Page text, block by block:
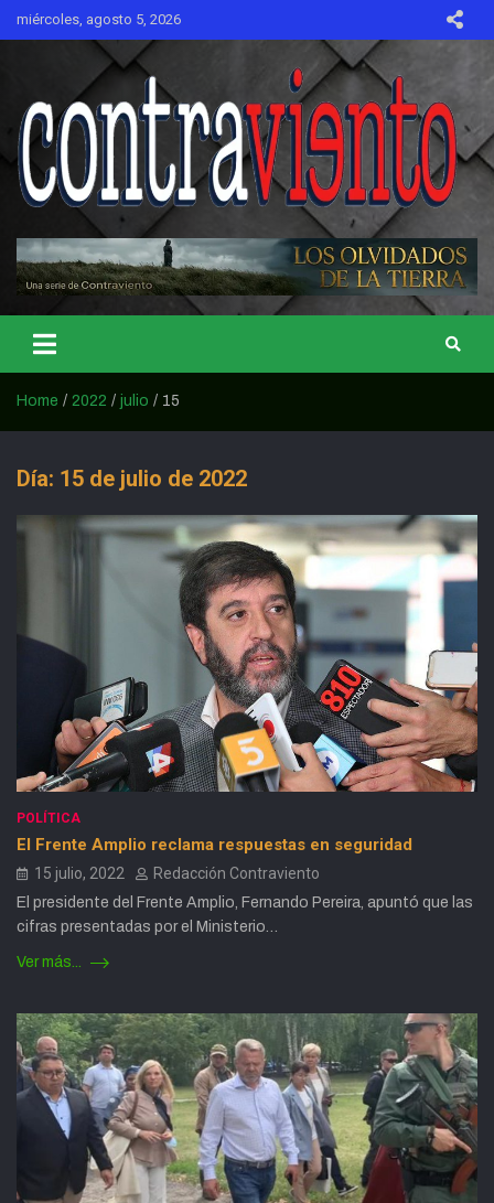
miércoles, agosto 5, 2026
CONTRAVIENTO
Home 2022 julio 15
Día: 15 de julio de 2022
POLÍTICA
El Frente Amplio reclama respuestas en seguridad
15 julio, 2022 Redacción Contraviento
El presidente del Frente Amplio, Fernando Pereira, apuntó que las
cifras presentadas por el Ministerio…
Ver más...